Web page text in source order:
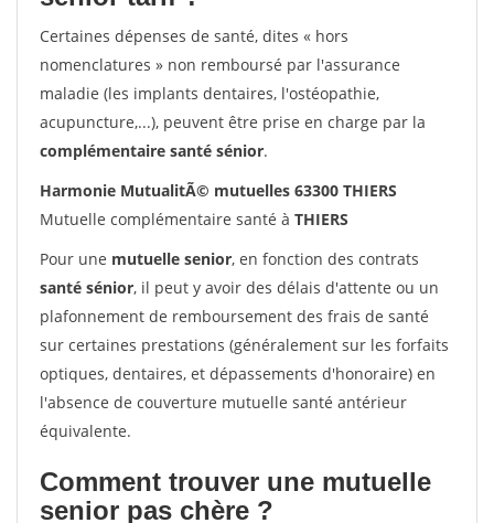
Certaines dépenses de santé, dites « hors
nomenclatures » non remboursé par l'assurance
maladie (les implants dentaires, l'ostéopathie,
acupuncture,...), peuvent être prise en charge par la
complémentaire santé sénior.
Harmonie MutualitÃ© mutuelles 63300 THIERS
Mutuelle complémentaire santé à THIERS
Pour une mutuelle senior, en fonction des contrats
santé sénior, il peut y avoir des délais d'attente ou un
plafonnement de remboursement des frais de santé
sur certaines prestations (généralement sur les forfaits
optiques, dentaires, et dépassements d'honoraire) en
l'absence de couverture mutuelle santé antérieur
équivalente.
Comment trouver une mutuelle
senior pas chère ?